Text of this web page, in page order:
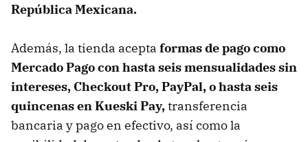
República Mexicana.
Además, la tienda acepta formas de pago como
Mercado Pago con hasta seis mensualidades sin
intereses, Checkout Pro, PayPal, o hasta seis
quincenas en Kueski Pay,transferencia
bancaria y pago en efectivo, así como la